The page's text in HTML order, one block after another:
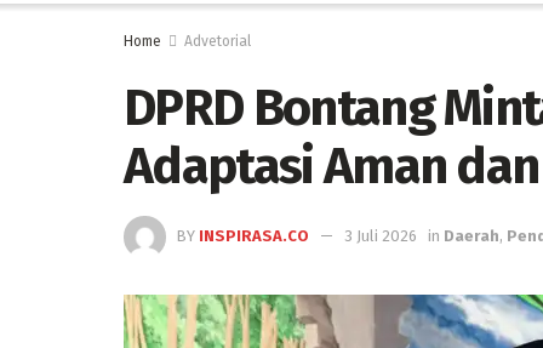
Home Advetorial
DPRD Bontang
Adaptasi Aman
BY INSPIRASA.CO 3 Juli 2026 in Daerah,